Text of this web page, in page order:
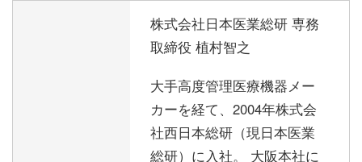
株式会社日本医業総研 専務
取締役 植村智之
大手高度管理医療機器メー
カーを経て、2004年株式会
社西日本総研（現日本医業
総研）に入社。 大阪本社に